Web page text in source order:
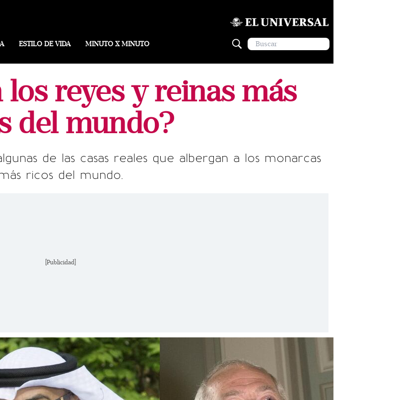
ESTILO DE VIDA MINUTO X MINUTO
reyes y reinas más
del mundo?
de las casas reales que albergan a los monarcas
ricos del mundo.
[Publicidad]